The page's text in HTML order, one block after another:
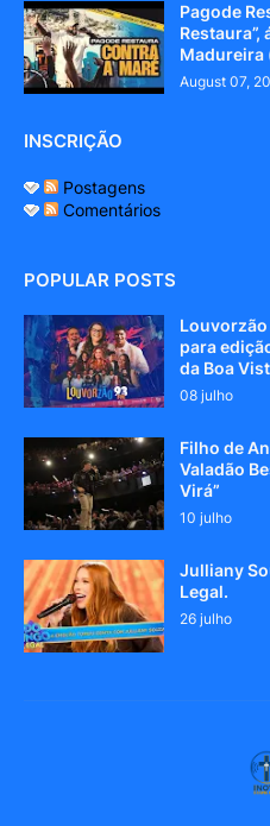
Pagode
Madureira
August 07,
INSCRIÇÃO
Postagens
Comentários
POPULAR POSTS
para
da Boa
08 julho
Filho de
Valadão
Virá”
10 julho
Julliany
Legal.
26 julho